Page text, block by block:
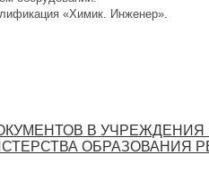
«Химик. Инженер».
В
ОБРАЗОВАНИЯ